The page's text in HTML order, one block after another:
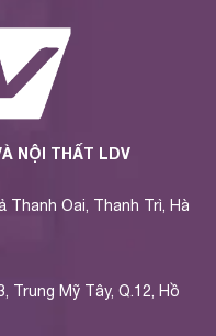
NỘI THẤT LDV
Thanh Oai, Thanh Trì, Hà
Trung Mỹ Tây, Q.12, Hồ